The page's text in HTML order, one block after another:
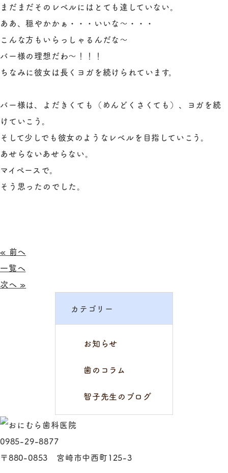
まだまだそのレベルにはとても達していない。
ああ、穏やかかぁ・・・いいな～・・・
こんな方もいらっしゃるんだな～
バー様の理想だわ～！！！
ちなみに彼女は長くヨガを続けられています。
バー様は、よだきくても（めんどくさくても）、ヨガを続
けていこう。
そして少しでも彼女のようなレベルを目指していこう。
あせらないあせらない。
マイペースで。
そう思ったのでした。
« 前へ
一覧へ
次へ »
カテゴリー
お知らせ
歯のコラム
智子先生のブログ
0985-29-8877
〒880-0853 宮崎市中西町125-3